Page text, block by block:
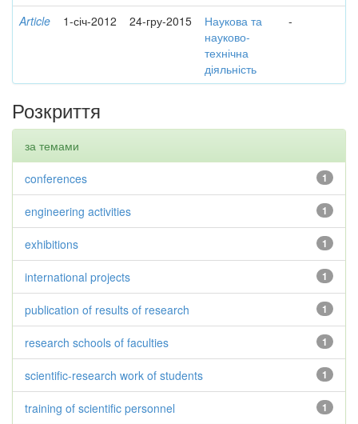
Article 1-січ-2012 24-гру-2015
Наукова та
науково-
технічна
діяльність
-
Розкриття
за темами
1
conferences
1
engineering activities
1
exhibitions
1
international projects
1
publication of results of research
1
research schools of faculties
1
scientific-research work of students
1
training of scientific personnel